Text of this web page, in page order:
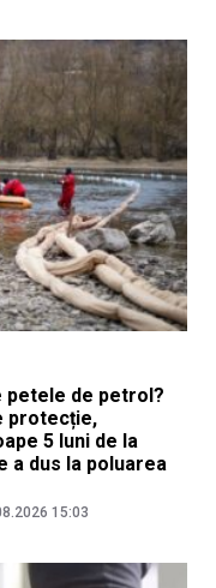
petele de petrol?
protecție,
5 luni de la
a dus la poluarea
15:03